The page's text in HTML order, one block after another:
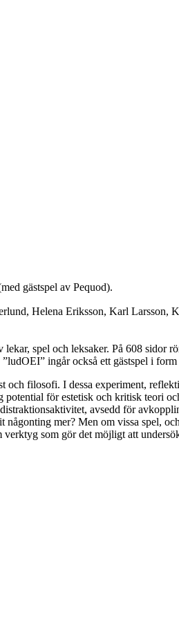
gästspel av Pequod).
Helena Eriksson, Karl
spel och leksaker. På 608 sidor
ingår också ett gästspel i
och filosofi. I dessa experiment,
för estetisk och kritisk teori
avsedd för
mer? Men om vissa spel,
som gör det möjligt att